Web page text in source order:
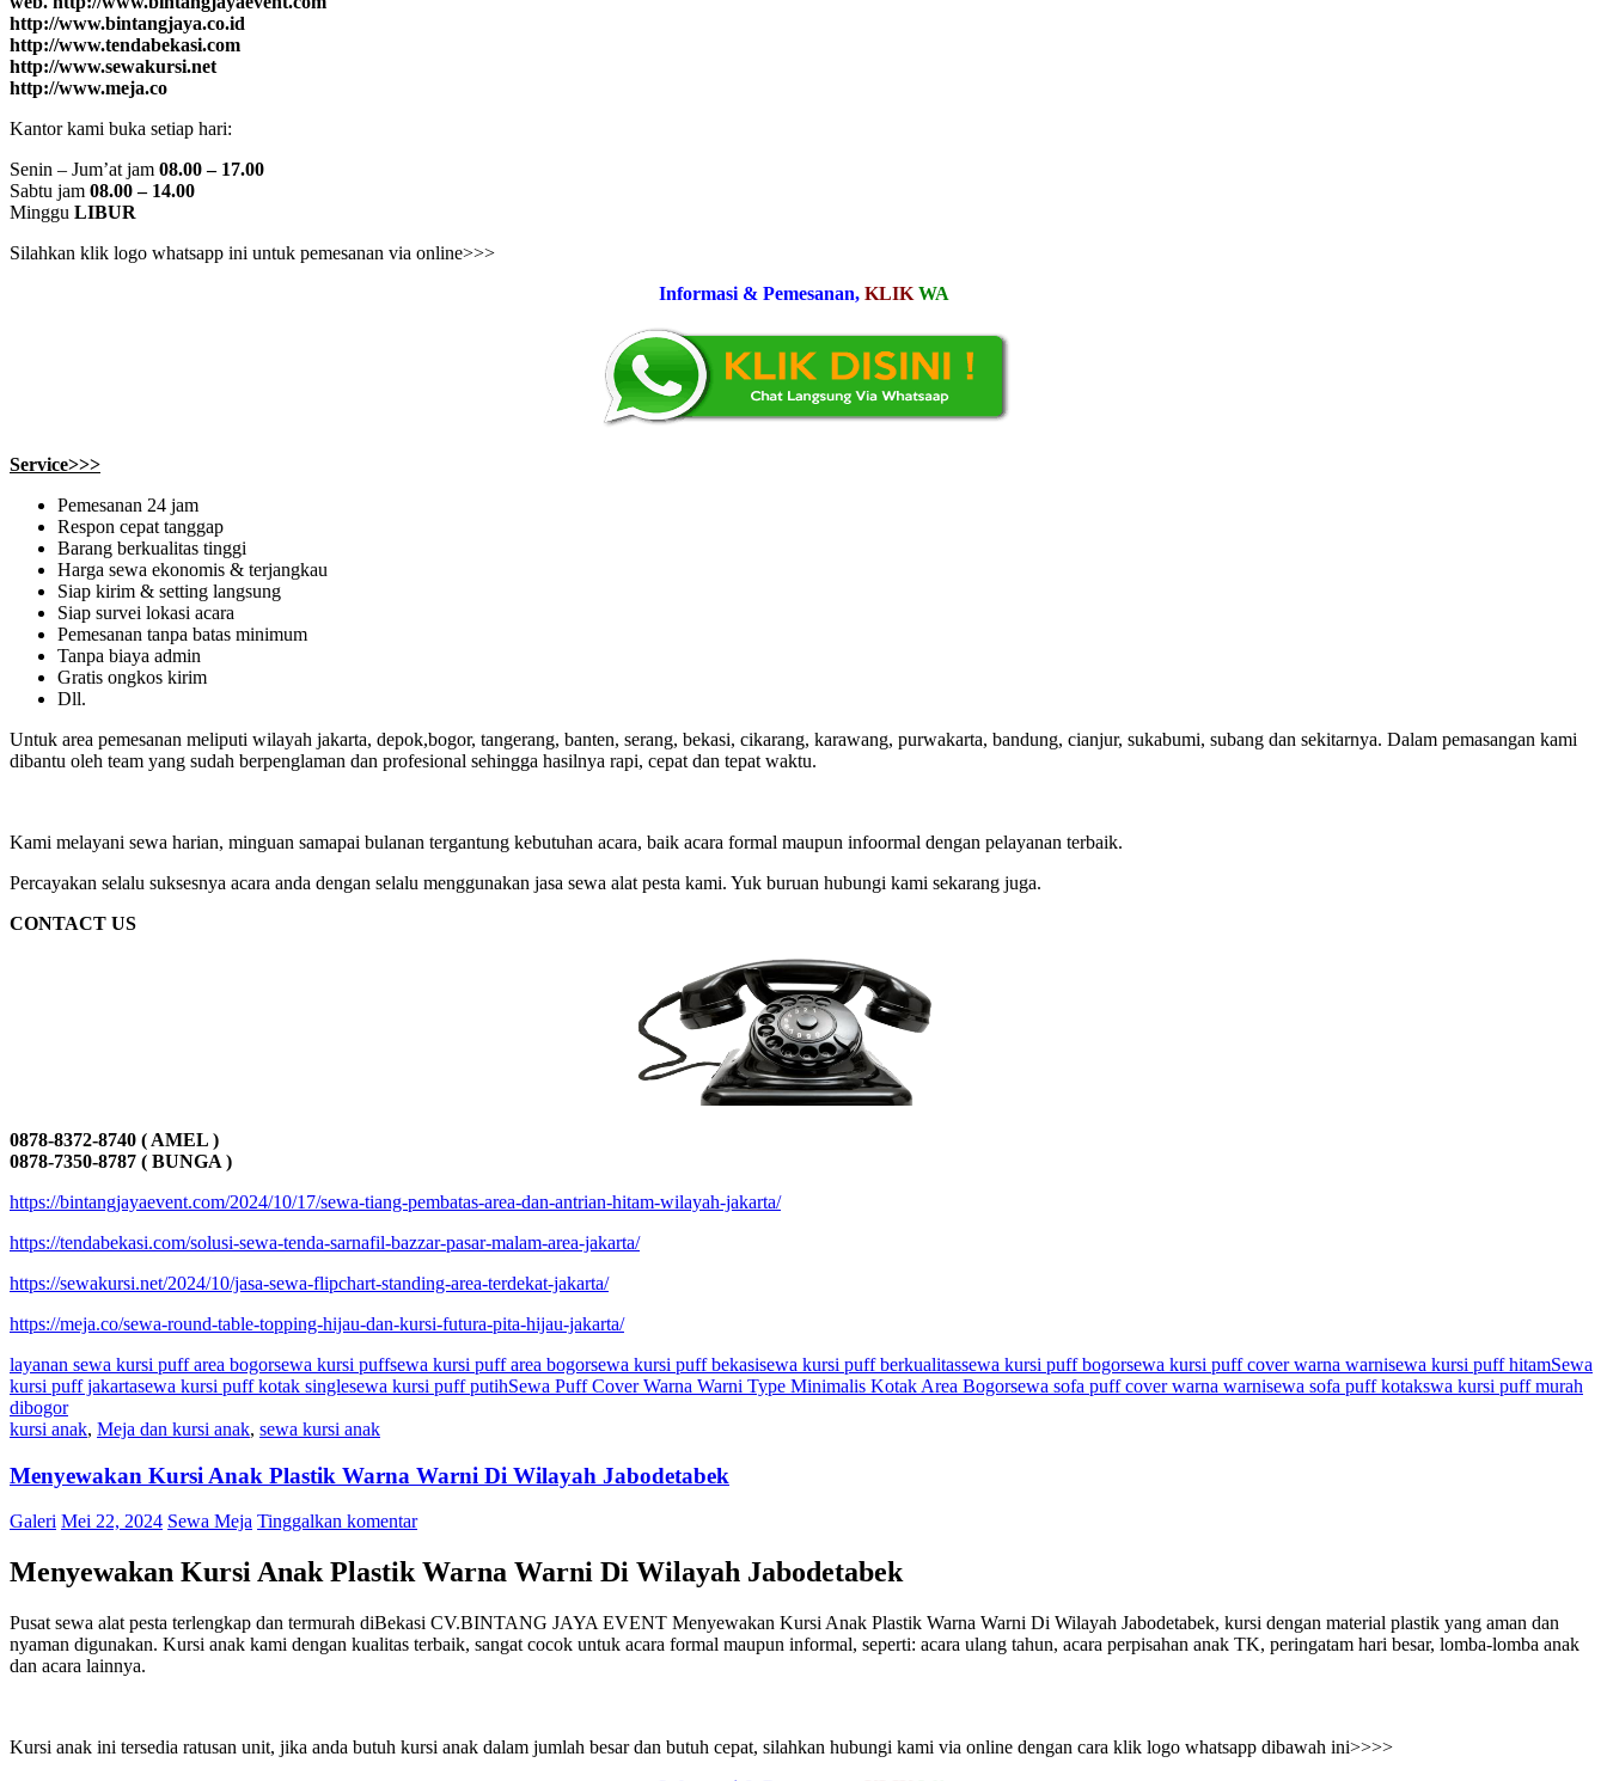
http://www.bintangjaya.co.id
http://www.tendabekasi.com
http://www.sewakursi.net
http://www.meja.co
Kantor kami buka setiap hari:
Senin – Jum’at jam 08.00 – 17.00
Sabtu jam 08.00 – 14.00
Minggu LIBUR
Silahkan klik logo whatsapp ini untuk pemesanan via online>>>
Informasi & Pemesanan, KLIK WA
Service>>>
Pemesanan 24 jam
Respon cepat tanggap
Barang berkualitas tinggi
Harga sewa ekonomis & terjangkau
Siap kirim & setting langsung
Siap survei lokasi acara
Pemesanan tanpa batas minimum
Tanpa biaya admin
Gratis ongkos kirim
Dll.
Untuk area pemesanan meliputi wilayah jakarta, depok,bogor, tangerang, banten, serang, bekasi, cikarang, karawang, purwakarta, bandung, cianjur, sukabumi, subang dan sekitarnya. Dalam pemasangan kami
dibantu oleh team yang sudah berpenglaman dan profesional sehingga hasilnya rapi, cepat dan tepat waktu.
Kami melayani sewa harian, minguan samapai bulanan tergantung kebutuhan acara, baik acara formal maupun infoormal dengan pelayanan terbaik.
Percayakan selalu suksesnya acara anda dengan selalu menggunakan jasa sewa alat pesta kami. Yuk buruan hubungi kami sekarang juga.
CONTACT US
0878-8372-8740 ( AMEL )
0878-7350-8787 ( BUNGA )
https://bintangjayaevent.com/2024/10/17/sewa-tiang-pembatas-area-dan-antrian-hitam-wilayah-jakarta/
https://tendabekasi.com/solusi-sewa-tenda-sarnafil-bazzar-pasar-malam-area-jakarta/
https://sewakursi.net/2024/10/jasa-sewa-flipchart-standing-area-terdekat-jakarta/
https://meja.co/sewa-round-table-topping-hijau-dan-kursi-futura-pita-hijau-jakarta/
layanan sewa kursi puff area bogorsewa kursi puffsewa kursi puff area bogorsewa kursi puff bekasisewa kursi puff berkualitassewa kursi puff bogorsewa kursi puff cover warna warnisewa kursi puff hitamSewa
kursi puff jakartasewa kursi puff kotak singlesewa kursi puff putihSewa Puff Cover Warna Warni Type Minimalis Kotak Area Bogorsewa sofa puff cover warna warnisewa sofa puff kotakswa kursi puff murah
dibogor
kursi anak, Meja dan kursi anak, sewa kursi anak
Menyewakan Kursi Anak Plastik Warna Warni Di Wilayah Jabodetabek
Galeri Mei 22, 2024 Sewa Meja Tinggalkan komentar
Menyewakan Kursi Anak Plastik Warna Warni Di Wilayah Jabodetabek
Pusat sewa alat pesta terlengkap dan termurah diBekasi CV.BINTANG JAYA EVENT Menyewakan Kursi Anak Plastik Warna Warni Di Wilayah Jabodetabek, kursi dengan material plastik yang aman dan
nyaman digunakan. Kursi anak kami dengan kualitas terbaik, sangat cocok untuk acara formal maupun informal, seperti: acara ulang tahun, acara perpisahan anak TK, peringatam hari besar, lomba-lomba anak
dan acara lainnya.
Kursi anak ini tersedia ratusan unit, jika anda butuh kursi anak dalam jumlah besar dan butuh cepat, silahkan hubungi kami via online dengan cara klik logo whatsapp dibawah ini>>>>